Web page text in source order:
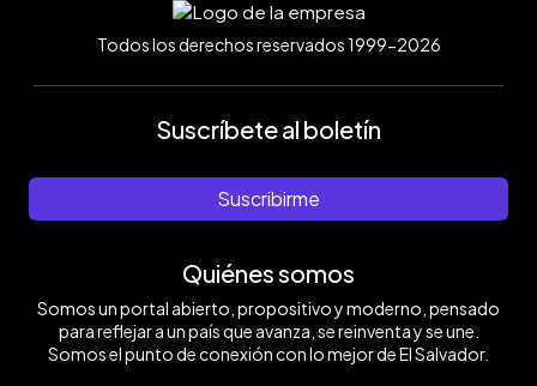
Todos los derechos reservados 1999-2026
Suscríbete al boletín
Suscribirme
Quiénes somos
Somos un portal abierto, propositivo y moderno, pensado
para reflejar a un país que avanza, se reinventa y se une.
Somos el punto de conexión con lo mejor de El Salvador.